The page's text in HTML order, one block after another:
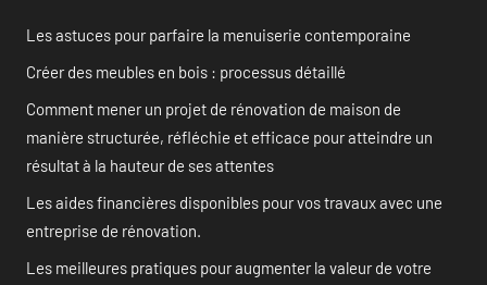
Les astuces pour parfaire la menuiserie contemporaine
Créer des meubles en bois : processus détaillé
Comment mener un projet de rénovation de maison de
manière structurée, réfléchie et efficace pour atteindre un
résultat à la hauteur de ses attentes
Les aides financières disponibles pour vos travaux avec une
entreprise de rénovation.
Les meilleures pratiques pour augmenter la valeur de votre